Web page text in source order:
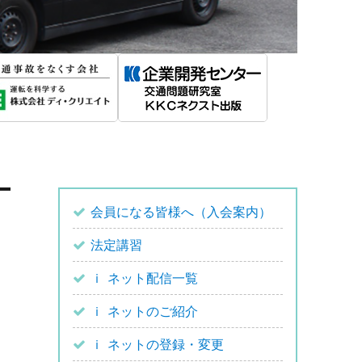
会員になる皆様へ（入会案内）
法定講習
ｉ ネット配信一覧
ｉ ネットのご紹介
ｉ ネットの登録・変更